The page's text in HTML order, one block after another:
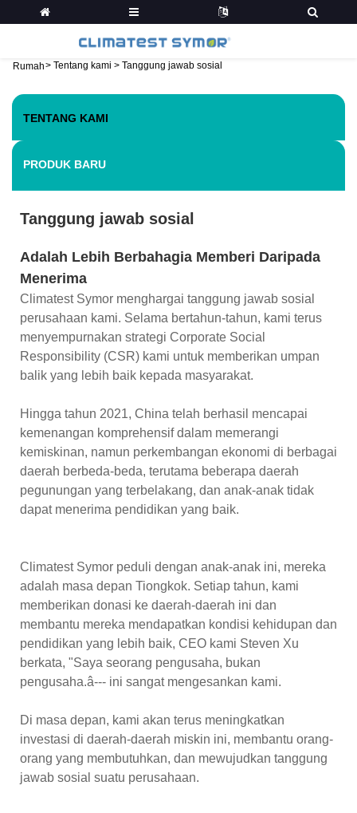
Rumah> Tentang kami > Tanggung jawab sosial
TENTANG KAMI
PRODUK BARU
Tanggung jawab sosial
Adalah Lebih Berbahagia Memberi Daripada
Menerima
Climatest Symor menghargai tanggung jawab sosial
perusahaan kami. Selama bertahun-tahun, kami terus
menyempurnakan strategi Corporate Social
Responsibility (CSR) kami untuk memberikan umpan
balik yang lebih baik kepada masyarakat.
Hingga tahun 2021, China telah berhasil mencapai
kemenangan komprehensif dalam memerangi
kemiskinan, namun perkembangan ekonomi di berbagai
daerah berbeda-beda, terutama beberapa daerah
pegunungan yang terbelakang, dan anak-anak tidak
dapat menerima pendidikan yang baik.
Climatest Symor peduli dengan anak-anak ini, mereka
adalah masa depan Tiongkok. Setiap tahun, kami
memberikan donasi ke daerah-daerah ini dan
membantu mereka mendapatkan kondisi kehidupan dan
pendidikan yang lebih baik, CEO kami Steven Xu
berkata, "Saya seorang pengusaha, bukan
pengusaha.â--- ini sangat mengesankan kami.
Di masa depan, kami akan terus meningkatkan
investasi di daerah-daerah miskin ini, membantu orang-
orang yang membutuhkan, dan mewujudkan tanggung
jawab sosial suatu perusahaan.